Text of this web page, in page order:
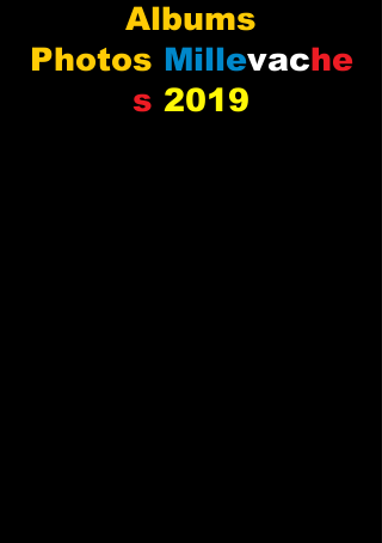
Albums
Photos Millevache
s 2019